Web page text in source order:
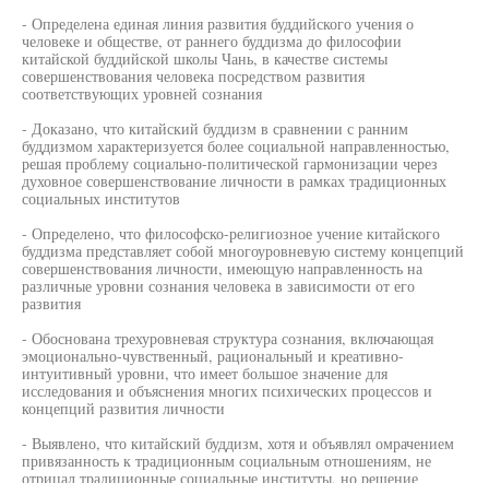
- Определена единая линия развития буддийского учения о
человеке и обществе, от раннего буддизма до философии
китайской буддийской школы Чань, в качестве системы
совершенствования человека посредством развития
соответствующих уровней сознания
- Доказано, что китайский буддизм в сравнении с ранним
буддизмом характеризуется более социальной направленностью,
решая проблему социально-политической гармонизации через
духовное совершенствование личности в рамках традиционных
социальных институтов
- Определено, что философско-религиозное учение китайского
буддизма представляет собой многоуровневую систему концепций
совершенствования личности, имеющую направленность на
различные уровни сознания человека в зависимости от его
развития
- Обоснована трехуровневая структура сознания, включающая
эмоционально-чувственный, рациональный и креативно-
интуитивный уровни, что имеет большое значение для
исследования и объяснения многих психических процессов и
концепций развития личности
- Выявлено, что китайский буддизм, хотя и объявлял омрачением
привязанность к традиционным социальным отношениям, не
отрицал традиционные социальные институты, но решение